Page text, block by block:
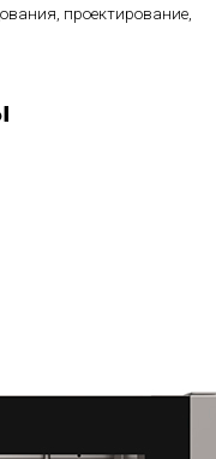
проектирование,